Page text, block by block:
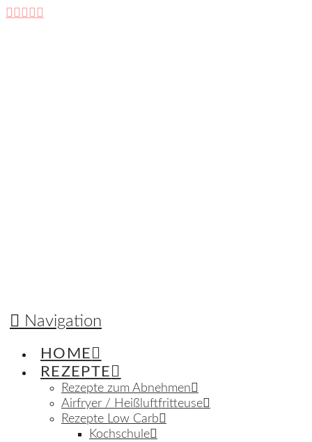
Navigation
HOME
REZEPTE
Rezepte zum Abnehmen
Airfryer / Heißluftfritteuse
Rezepte Low Carb
Kochschule